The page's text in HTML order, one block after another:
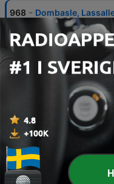
968 - Dombasle,
par Marc-Antoine
26 Jun 2026
967 -
Mika et Jean-
du monde
IMITATIONS -
L'actualité vue par
23 Jun 2026
965 - Macron, Bern,
Marc-Antoine Le
18 Jun 2026